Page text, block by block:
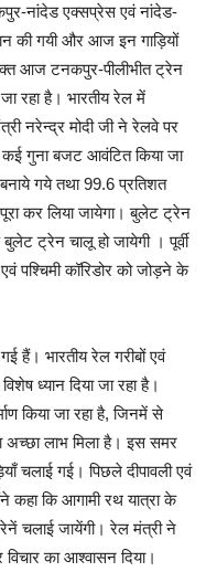
नांदेड एक्सप्रेस एवं नांदेड-
की गयी और आज इन गाड़ियों
आज टनकपुर-पीलीभीत ट्रेन
रहा है। भारतीय रेल में
नरेन्द्र मोदी जी ने रेलवे पर
कई गुना बजट आवंटित किया जा
गये तथा 99.6 प्रतिशत
पूरा कर लिया जायेगा। बुलेट ट्रेन
ट्रेन चालू हो जायेगी । पूर्वी
एवं पश्चिमी कॉरिडोर को जोड़ने के
हैं। भारतीय रेल गरीबों एवं
ध्यान दिया जा रहा है।
किया जा रहा है, जिनमें से
अच्छा लाभ मिला है। इस समर
चलाई गई। पिछले दीपावली एवं
कहा कि आगामी रथ यात्रा के
चलाई जायेंगी। रेल मंत्री ने
विचार का आश्वासन दिया।